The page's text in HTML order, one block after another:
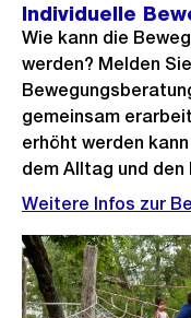
Individuelle
Wie kann die
werden? Melden
gemeinsam
erhöht werden
dem Alltag und
Weitere Infos zur